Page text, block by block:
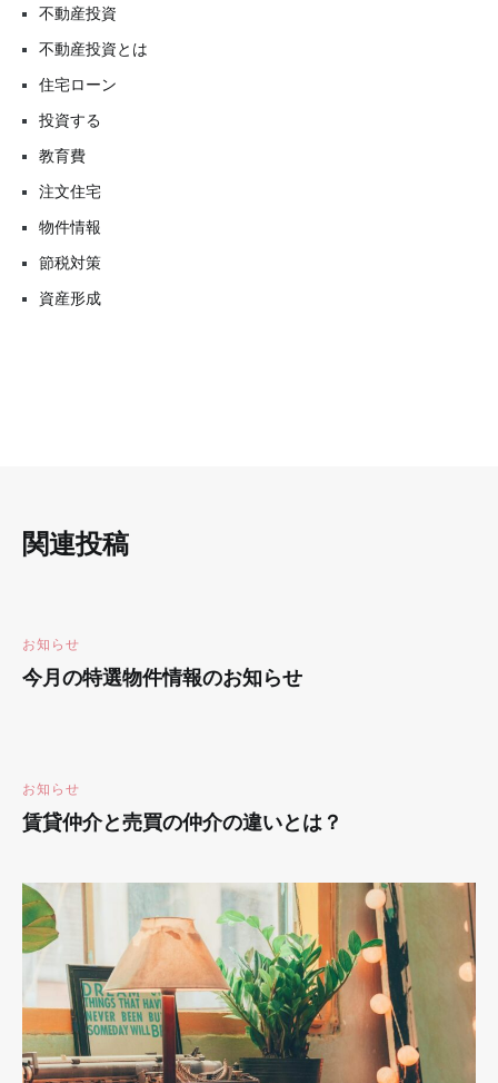
不動産投資
不動産投資とは
住宅ローン
投資する
教育費
注文住宅
物件情報
節税対策
資産形成
関連投稿
お知らせ
今月の特選物件情報のお知らせ
お知らせ
賃貸仲介と売買の仲介の違いとは？